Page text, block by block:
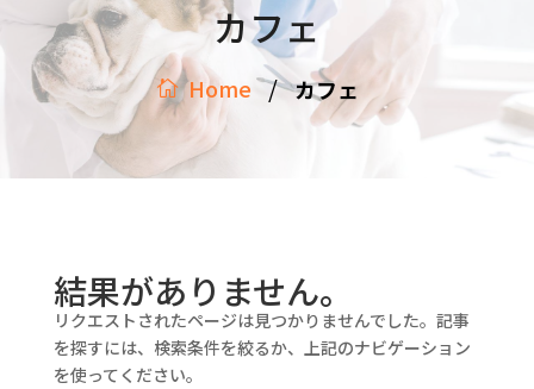
カフェ
Home / カフェ
結果がありません。
リクエストされたページは見つかりませんでした。記事
を探すには、検索条件を絞るか、上記のナビゲーション
を使ってください。